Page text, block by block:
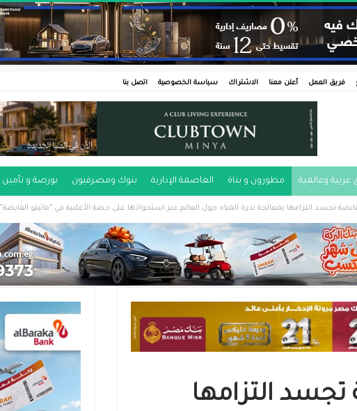
فريق العمل أعلن معنا الاشتراك سياسة الخصوصية اتصل بنا
عربية وعالمية مطورون و بناة العاصمة الإدارية بنوك ومصرفيون بورصة و تأمين
تجسد التزامها بمعالجة ندرة المياه حول العالم عبر استحواذها على حصة الأغلبية في “ماتيتو القابضة”
تجسد التزامها